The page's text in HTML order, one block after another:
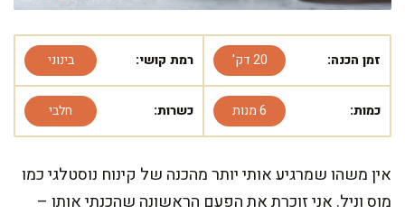
זמן הכנה: 20 דק' רמת קושי: בינוני
כמות: 6 מנות כשרות: חלבי
אין משהו שמרגיע אותי יותר מהכנה של קינוח נוסטלגי כמו
מוס וניל. אני זוכרת את הפעם הראשונה שהכנתי אותו –